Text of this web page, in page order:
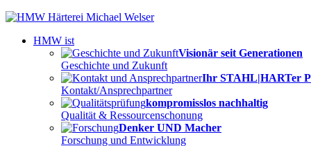
HMW ist
Visionär seit Generationen
Geschichte und Zukunft
Ihr STAHL|HARTer
Kontakt/Ansprechpartner
kompromisslos nachhaltig
Qualität & Ressourcenschonung
Denker UND Macher
Forschung und Entwicklung